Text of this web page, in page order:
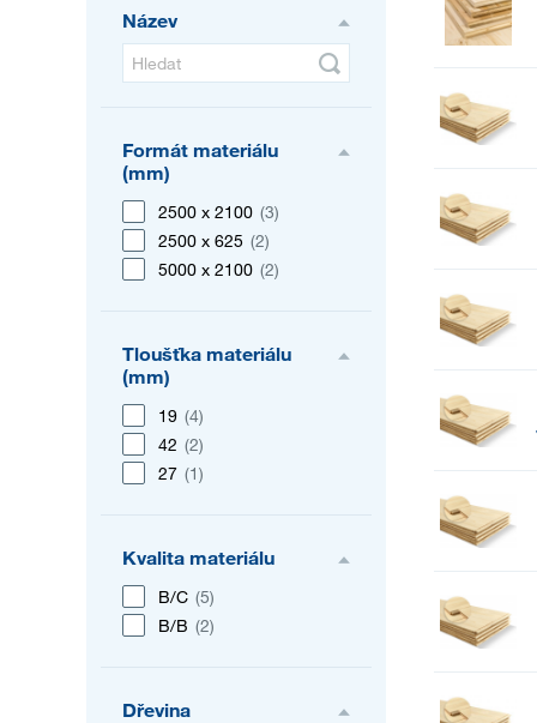
Název
Formát materiálu
(mm)
2500 x 2100 (3)
2500 x 625 (2)
5000 x 2100 (2)
Tloušťka materiálu
(mm)
19 (4)
42 (2)
27 (1)
Kvalita materiálu
B/C (5)
B/B (2)
Dřevina